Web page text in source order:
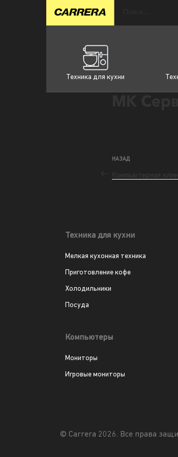
Техника для кухни
НАЗАД
Техника для кухни
Мелкая кухонная техника
Приготовление кофе
Холодильники
Посуда
Компьютеры
Мониторы
Игровые мониторы
© Carrera 2026. Все права